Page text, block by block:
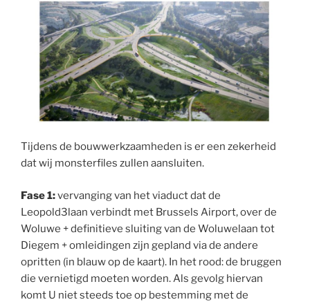
Tijdens de bouwwerkzaamheden is er een zekerheid
dat wij monsterfiles zullen aansluiten.
Fase 1:vervanging van het viaduct dat de
Leopold3laan verbindt met Brussels Airport, over de
Woluwe + definitieve sluiting van de Woluwelaan tot
Diegem + omleidingen zijn gepland via de andere
opritten (in blauw op de kaart). In het rood: de bruggen
die vernietigd moeten worden. Als gevolg hiervan
komt U niet steeds toe op bestemming met de